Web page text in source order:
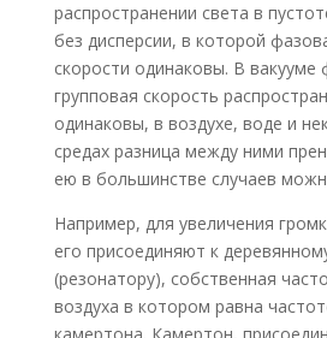
распространении света в
без дисперсии, в которой
скорости одинаковы. В вакууме
групповая скорость
одинаковы, в воздухе, воде и
средах разница между ними
ею в большинстве случаев
Например, для увеличения
его присоединяют к
(резонатору), собственная
воздуха в котором равна